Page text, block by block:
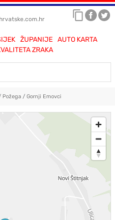
ŽUPANIJE
AUTO KARTA
ZRAKA
Požega/ Gornji Emovci